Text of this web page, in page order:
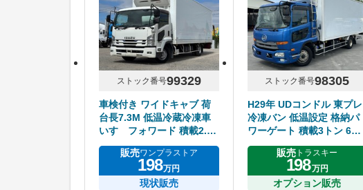
ストック番号99329
車検付き ワイドキャブ 荷
台長7.3M 低温冷蔵冷凍車
いすゞフォワード 積載2.75
トン
販売ワンプラストア
198万円
現状販売
ストック番号98305
H29年 UDコンドル 東プレ
冷凍バン 低温設定 格納パ
ワーゲート 積載3トン 6MT
アルミホイール
販売 トラスキー
198万円
オプション販売